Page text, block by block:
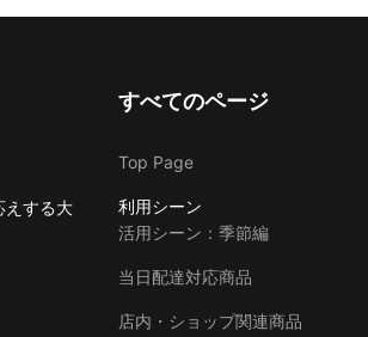
えする大
すべてのページ
Top Page
利用シーン
活用シーン：季節編
当日配達対応商品
店内・ショップ関連商品